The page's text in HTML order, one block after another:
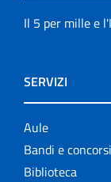
Il 5 per mille e
SERVIZI
Aule
Bandi e concorsi
Biblioteca